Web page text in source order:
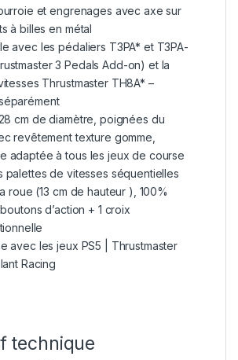
et engrenages avec axe sur
à billes en métal
avec les pédaliers T3PA* et T3PA-
3 Pedals Add-on) et la
Thrustmaster TH8A* –
cm de diamètre, poignées du
revêtement texture gomme,
adaptée à tous les jeux de course
palettes de vitesses séquentielles
roue (13 cm de hauteur ), 100%
d’action + 1 croix
avec les jeux PS5 | Thrustmaster
Racing
technique